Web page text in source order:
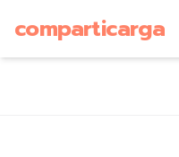
comparticarga